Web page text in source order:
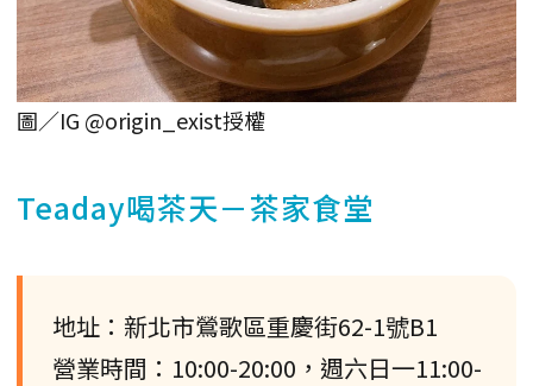
圖／IG @origin_exist授權
Teaday喝茶天－茶家食堂
地址：新北市鶯歌區重慶街62-1號B1
營業時間：10:00-20:00，週六日一11:00-